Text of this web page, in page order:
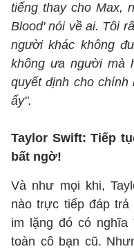
tiếng thay cho Max,
Blood' nói về ai. Tôi
người khác không
không ưa người mà
quyết định cho
ấy".
Taylor Swift: Tiếp
bất ngờ!
Và như mọi khi,
nào trực tiếp đáp
im lặng đó có nghĩa
toàn cô bạn cũ.